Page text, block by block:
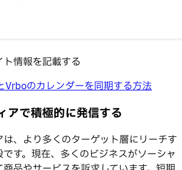
情報を記載する
Vrboのカレンダーを同期する方法
アで積極的に発信する
、より多くのターゲット層にリーチす
す。現在、多くのビジネスがソーシャ